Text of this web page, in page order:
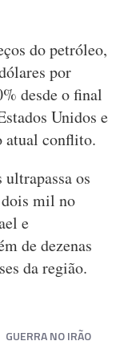
do petróleo,
por
desde o final
Unidos e
atual conflito.
os
mil no
e
de dezenas
da região.
GUERRA NO IRÃO